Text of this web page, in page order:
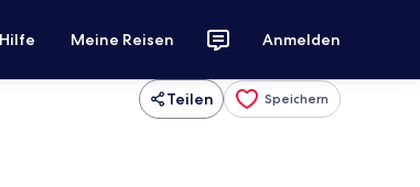
Hilfe Meine Reisen Anmelden
Teilen Speichern